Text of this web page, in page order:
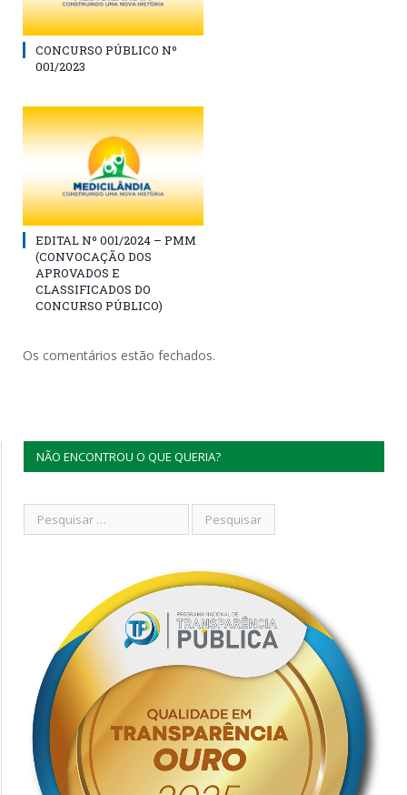
CONCURSO PÚBLICO Nº
001/2023
EDITAL Nº 001/2024 – PMM
(CONVOCAÇÃO DOS
APROVADOS E
CLASSIFICADOS DO
CONCURSO PÚBLICO)
Os comentários estão fechados.
NÃO ENCONTROU O QUE QUERIA?